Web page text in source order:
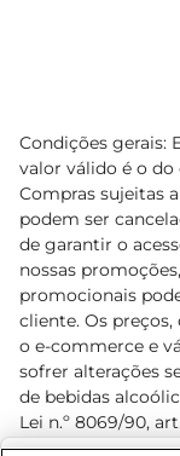
Condições gerais:
valor válido é o
Compras sujeitas
podem ser
de garantir o
nossas
promocionais
cliente. Os preços,
o e-commerce e
sofrer alterações
de bebidas
Lei n.º 8069/90,
Adolescente).